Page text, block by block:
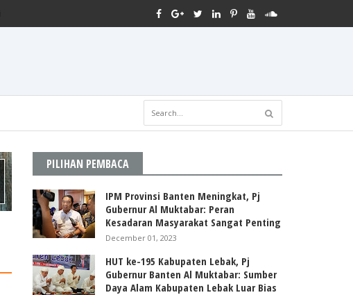
PILIHAN PEMBACA
IPM Provinsi Banten Meningkat, Pj
Gubernur Al Muktabar: Peran
Kesadaran Masyarakat Sangat Penting
December 01, 2023
HUT ke-195 Kabupaten Lebak, Pj
Gubernur Banten Al Muktabar: Sumber
Daya Alam Kabupaten Lebak Luar Bias